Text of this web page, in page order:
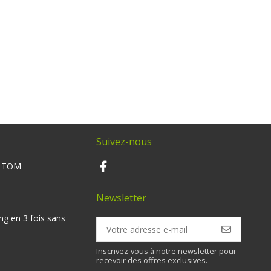
en 3 fois sans
Suivez-nous
Newsletter
Inscrivez-vous à notre newsletter pour
recevoir des offres exclusives.